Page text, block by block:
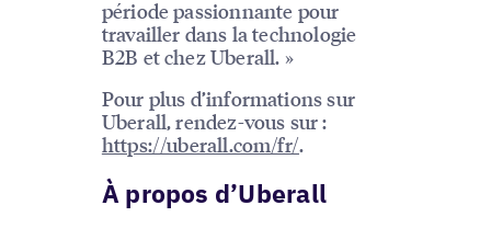
période passionnante pour
travailler dans la technologie
B2B et chez Uberall. »
Pour plus d’informations sur
Uberall, rendez-vous sur :
https://uberall.com/fr/.
À propos d’Uberall